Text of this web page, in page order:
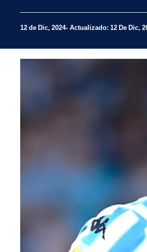
12 de Dic, 2024 Actualizado: 12 De Dic,